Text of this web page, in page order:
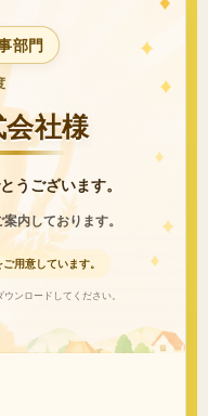
部門
社様
うございます。
内しております。
用意しています。
ンロードしてください。